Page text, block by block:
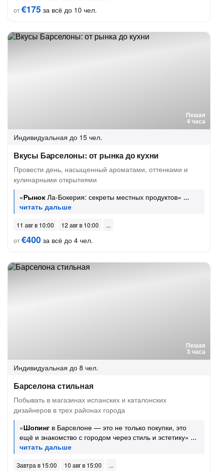
от€175 за всё до 10 чел.
Пешая
4 часа
Индивидуальная до 15 чел.
Вкусы Барселоны: от рынка до кухни
Провести день, насыщенный ароматами, оттенками и
кулинарными открытиями
«Рынок Ла-Бокерия: секреты местных продуктов»
11 авг в 10:00
12 авг в 10:00
от€400 за всё до 4 чел.
Пешая
3 часа
Индивидуальная до 8 чел.
Барселона стильная
Побывать в магазинах испанских и каталонских
дизайнеров в трех районах города
«Шопинг в Барселоне — это не только покупки, это
ещё и знакомство с городом через стиль и эстетику»
Завтра в 15:00
10 авг в 15:00